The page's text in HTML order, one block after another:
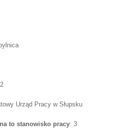
Urząd Pracy w Słupsku
to stanowisko pracy: 3